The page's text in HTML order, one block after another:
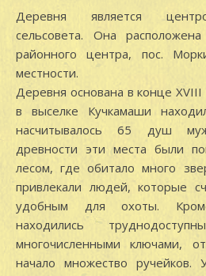
Деревня является
сельсовета. Она
районного центра, пос.
местности.
Деревня основана в конце XVIII
в выселке Кучкамаши
насчитывалось 65 душ
древности эти места были
лесом, где обитало много
привлекали людей, которые
удобным для охоты.
находились
многочисленными ключами,
начало множество ручейков.